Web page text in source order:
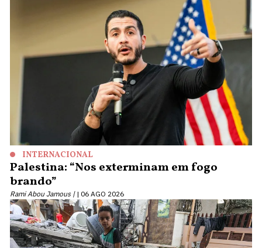
INTERNACIONAL
Palestina: “Nos exterminam em fogo
brando”
Rami Abou Jamous | 06 AGO 2026